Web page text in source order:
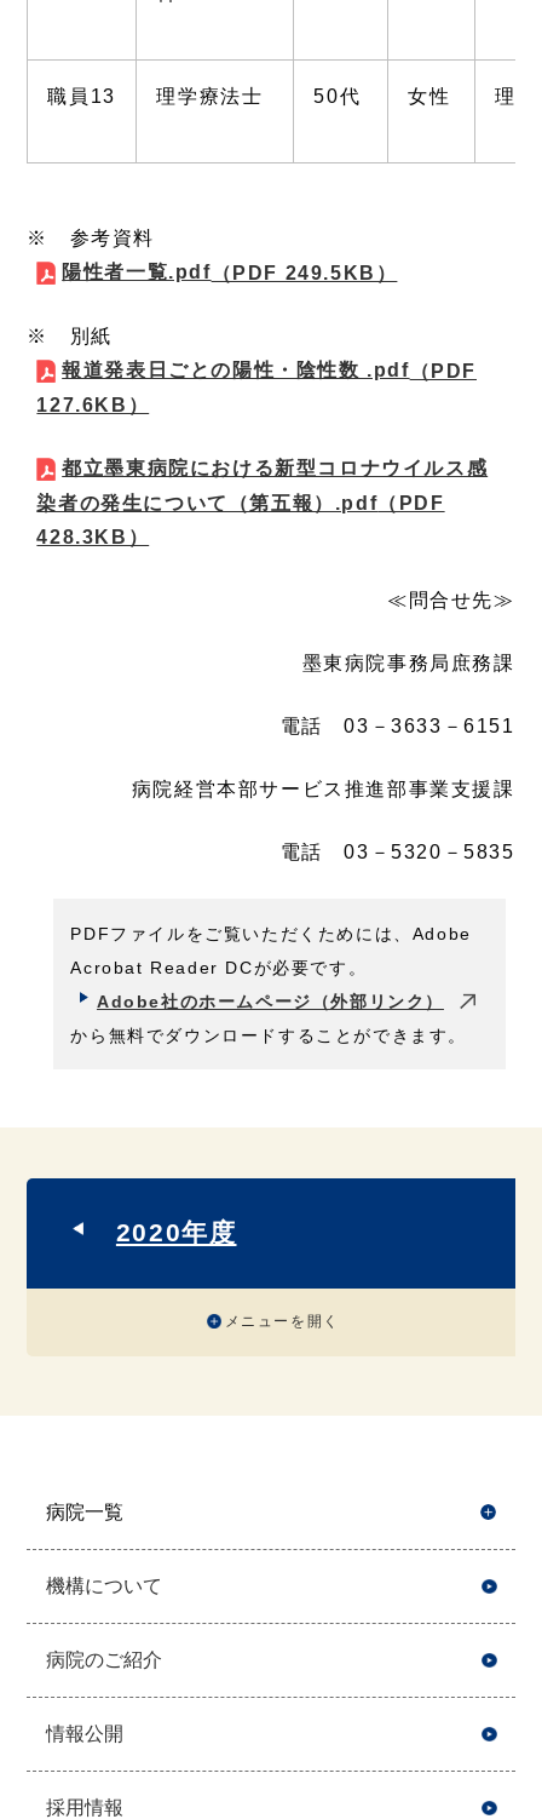
職員13 理学療法士 50代 女性 理学
※ 参考資料
陽性者一覧.pdf （PDF 249.5KB）
※ 別紙
報道発表日ごとの陽性・陰性数 .pdf （PDF
127.6KB）
都立墨東病院における新型コロナウイルス感
染者の発生について（第五報）.pdf （PDF
428.3KB）
≪問合せ先≫
墨東病院事務局庶務課
電話 03－3633－6151
病院経営本部サービス推進部事業支援課
電話 03－5320－5835
PDFファイルをご覧いただくためには、Adobe
Acrobat Reader DCが必要です。
Adobe社のホームページ（外部リンク）
から無料でダウンロードすることができます。
2020年度
メニューを開く
病院一覧
機構について
病院のご紹介
情報公開
採用情報